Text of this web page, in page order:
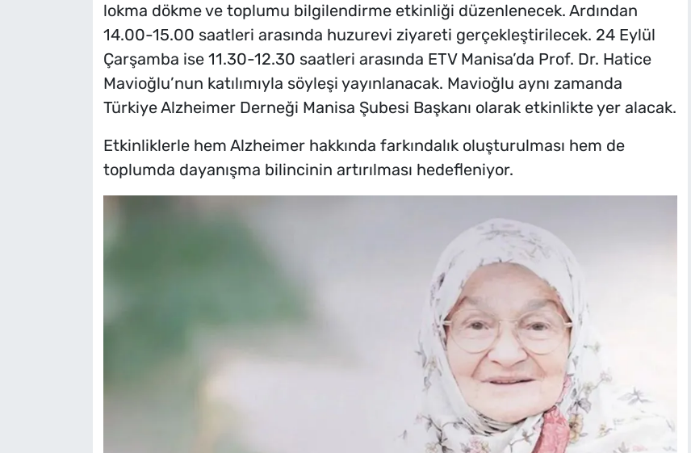
lokma dökme ve toplumu bilgilendirme etkinliği düzenlenecek. Ardından
14.00-15.00 saatleri arasında huzurevi ziyareti gerçekleştirilecek. 24 Eylül
Çarşamba ise 11.30-12.30 saatleri arasında ETV Manisa’da Prof. Dr. Hatice
Mavioğlu’nun katılımıyla söyleşi yayınlanacak. Mavioğlu aynı zamanda
Türkiye Alzheimer Derneği Manisa Şubesi Başkanı olarak etkinlikte yer alacak.
Etkinliklerle hem Alzheimer hakkında farkındalık oluşturulması hem de
toplumda dayanışma bilincinin artırılması hedefleniyor.